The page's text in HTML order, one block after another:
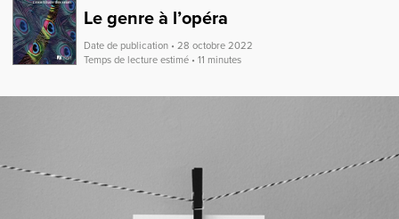
Le genre à l’opéra
Date de publication • 28 octobre 2022
Temps de lecture estimé • 11 minutes